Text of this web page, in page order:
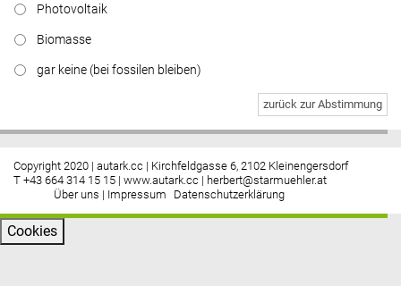
Photovoltaik
Biomasse
gar keine (bei fossilen bleiben)
zurück zur Abstimmung
Copyright 2020 | autark.cc | Kirchfeldgasse 6, 2102 Kleinengersdorf
T +43 664 314 15 15 | www.autark.cc | herbert@starmuehler.at
Über uns | Impressum Datenschutzerklärung
Cookies